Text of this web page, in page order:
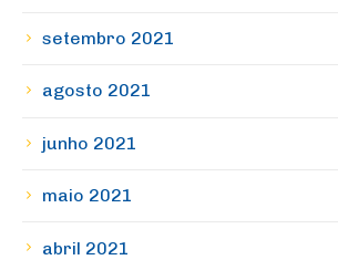
setembro 2021
agosto 2021
junho 2021
maio 2021
abril 2021